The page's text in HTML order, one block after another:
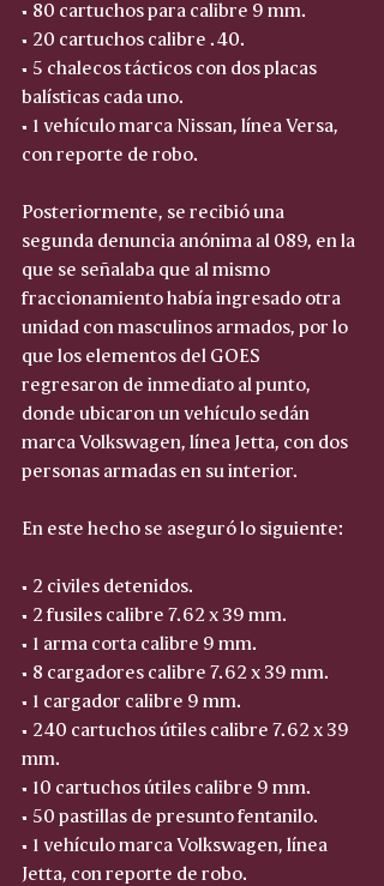
• 80 cartuchos para calibre 9 mm.
• 20 cartuchos calibre .40.
• 5 chalecos tácticos con dos placas
balísticas cada uno.
• 1 vehículo marca Nissan, línea Versa,
con reporte de robo.
Posteriormente, se recibió una
segunda denuncia anónima al 089, en la
que se señalaba que al mismo
fraccionamiento había ingresado otra
unidad con masculinos armados, por lo
que los elementos del GOES
regresaron de inmediato al punto,
donde ubicaron un vehículo sedán
marca Volkswagen, línea Jetta, con dos
personas armadas en su interior.
En este hecho se aseguró lo siguiente:
• 2 civiles detenidos.
• 2 fusiles calibre 7.62 x 39 mm.
• 1 arma corta calibre 9 mm.
• 8 cargadores calibre 7.62 x 39 mm.
• 1 cargador calibre 9 mm.
• 240 cartuchos útiles calibre 7.62 x 39
mm.
• 10 cartuchos útiles calibre 9 mm.
• 50 pastillas de presunto fentanilo.
• 1 vehículo marca Volkswagen, línea
Jetta, con reporte de robo.